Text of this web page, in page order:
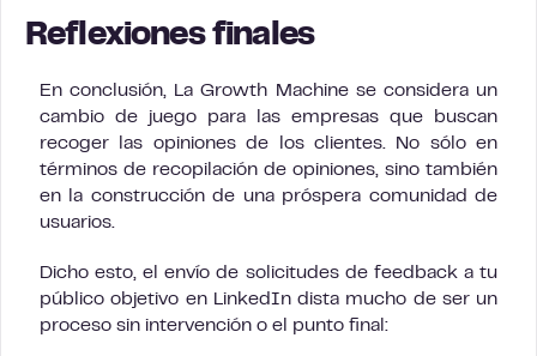
Reflexiones finales
En conclusión, La Growth Machine se considera un
cambio de juego para las empresas que buscan
recoger las opiniones de los clientes. No sólo en
términos de recopilación de opiniones, sino también
en la construcción de una próspera comunidad de
usuarios.
Dicho esto, el envío de solicitudes de feedback a tu
público objetivo en LinkedIn dista mucho de ser un
proceso sin intervención o el punto final: